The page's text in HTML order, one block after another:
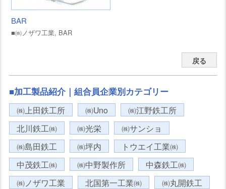
BAR
■㈱ノザワ工業, BAR
戻る
■加工製品紹介｜組合員企業別カテゴリー
㈱上田鉄工所 ㈱Uno
㈱江野鉄工所
北川鉄工㈱
㈱光栄
㈱サンショ
㈱島田鉄工
㈱坪内
トウエイ工業㈱
中茂鉄工㈱
㈱中野製作所
中森鉄工㈱
㈱ノザワ工業
北国第一工業㈱
㈱丸開鉄工